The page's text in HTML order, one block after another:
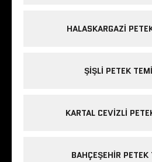
HALASKARGAZI
ŞIŞLI PETEK
KARTAL CEVIZLI
BAHÇEŞEHIR